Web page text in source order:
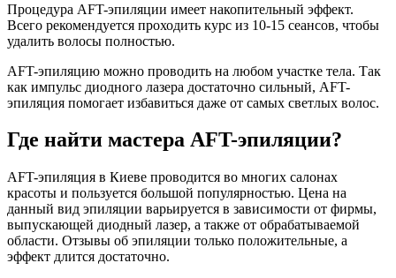
Процедура AFT-эпиляции имеет накопительный эффект.
Всего рекомендуется проходить курс из 10-15 сеансов, чтобы
удалить волосы полностью.
AFT-эпиляцию можно проводить на любом участке тела. Так
как импульс диодного лазера достаточно сильный, AFT-
эпиляция помогает избавиться даже от самых светлых волос.
Где найти мастера AFT-эпиляции?
AFT-эпиляция в Киеве проводится во многих салонах
красоты и пользуется большой популярностью. Цена на
данный вид эпиляции варьируется в зависимости от фирмы,
выпускающей диодный лазер, а также от обрабатываемой
области. Отзывы об эпиляции только положительные, а
эффект длится достаточно.